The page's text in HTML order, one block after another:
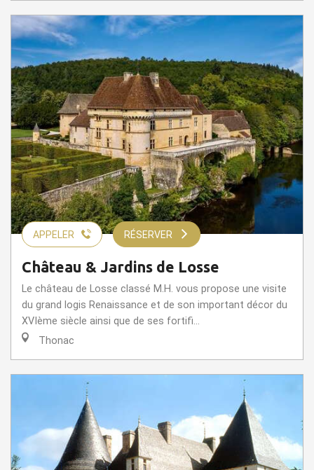
APPELER RÉSERVER
Château & Jardins de Losse
Le château de Losse classé M.H. vous propose une visite
du grand logis Renaissance et de son important décor du
XVIème siècle ainsi que de ses fortifi...
Thonac